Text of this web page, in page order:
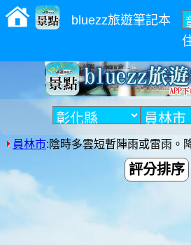
bluezz旅遊筆記本
員林市:陰時多雲短暫陣雨或雷雨。
評分排序